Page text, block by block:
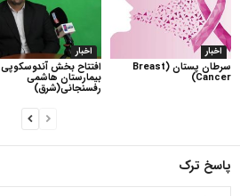
اخبار
افتتاح بخش آندوسکوپی
بیمارستان هاشمی
رفسنجانی(شرق)
اخبار
سرطان پستان (Breast
Cancer)
پاسخ ترک